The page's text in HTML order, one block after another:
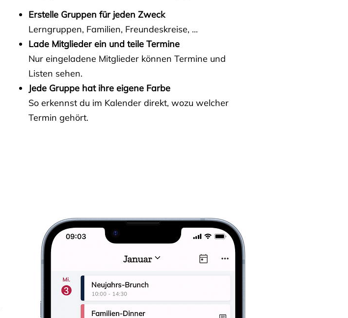
Erstelle Gruppen für jeden Zweck
Lerngruppen, Familien, Freundeskreise, ...
Lade Mitglieder ein und teile Termine
Nur eingeladene Mitglieder können Termine und
Listen sehen.
Jede Gruppe hat ihre eigene Farbe
So erkennst du im Kalender direkt, wozu welcher
Termin gehört.